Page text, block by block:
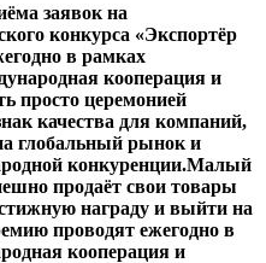
заявок на
конкурса «Экспортёр
в рамках
кооперация и
просто церемонией
качества для компаний,
глобальный рынок и
конкуренции.Малый
продаёт свои товары
награду и выйти на
проводят ежегодно в
кооперация и